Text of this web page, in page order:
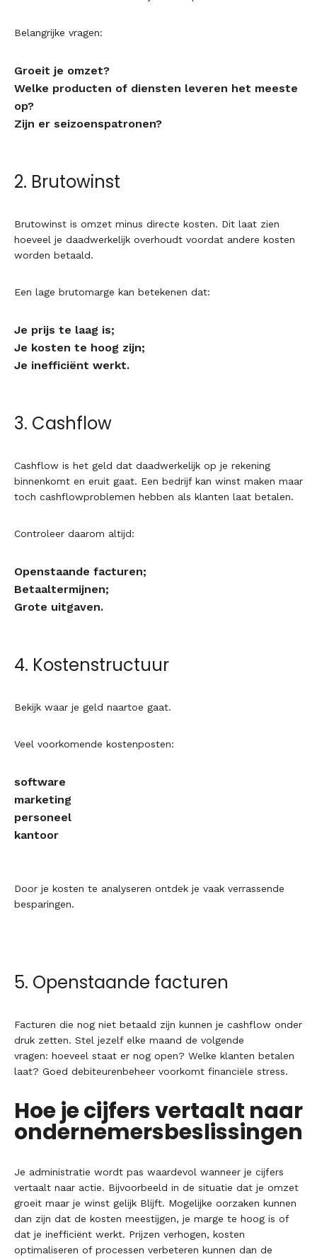
Belangrijke vragen:
Groeit je omzet?
Welke producten of diensten leveren het meeste
op?
Zijn er seizoenspatronen?
2. Brutowinst
Brutowinst is omzet minus directe kosten. Dit laat zien
hoeveel je daadwerkelijk overhoudt voordat andere kosten
worden betaald.
Een lage brutomarge kan betekenen dat:
Je prijs te laag is;
Je kosten te hoog zijn;
Je inefficiënt werkt.
3. Cashflow
Cashflow is het geld dat daadwerkelijk op je rekening
binnenkomt en eruit gaat. Een bedrijf kan winst maken maar
toch cashflowproblemen hebben als klanten laat betalen.
Controleer daarom altijd:
Openstaande facturen;
Betaaltermijnen;
Grote uitgaven.
4. Kostenstructuur
Bekijk waar je geld naartoe gaat.
Veel voorkomende kostenposten:
software
marketing
personeel
kantoor
Door je kosten te analyseren ontdek je vaak verrassende
besparingen.
5. Openstaande facturen
Facturen die nog niet betaald zijn kunnen je cashflow onder
druk zetten. Stel jezelf elke maand de volgende
vragen: hoeveel staat er nog open? Welke klanten betalen
laat? Goed debiteurenbeheer voorkomt financiële stress.
Hoe je cijfers vertaalt naar
ondernemersbeslissingen
Je administratie wordt pas waardevol wanneer je cijfers
vertaalt naar actie. Bijvoorbeeld in de situatie dat je omzet
groeit maar je winst gelijk Blijft. Mogelijke oorzaken kunnen
dan zijn dat de kosten meestijgen, je marge te hoog is of
dat je inefficiënt werkt. Prijzen verhogen, kosten
optimaliseren of processen verbeteren kunnen dan de